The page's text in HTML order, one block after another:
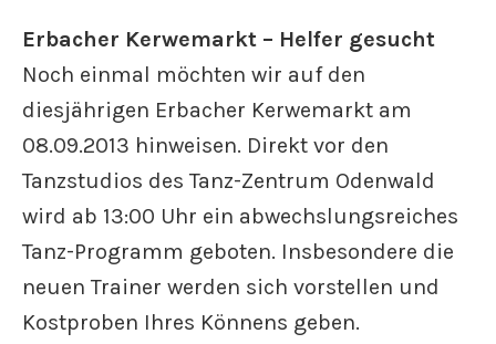
Erbacher Kerwemarkt – Helfer gesucht
Noch einmal möchten wir auf den
diesjährigen Erbacher Kerwemarkt am
08.09.2013 hinweisen. Direkt vor den
Tanzstudios des Tanz-Zentrum Odenwald
wird ab 13:00 Uhr ein abwechslungsreiches
Tanz-Programm geboten. Insbesondere die
neuen Trainer werden sich vorstellen und
Kostproben Ihres Könnens geben.